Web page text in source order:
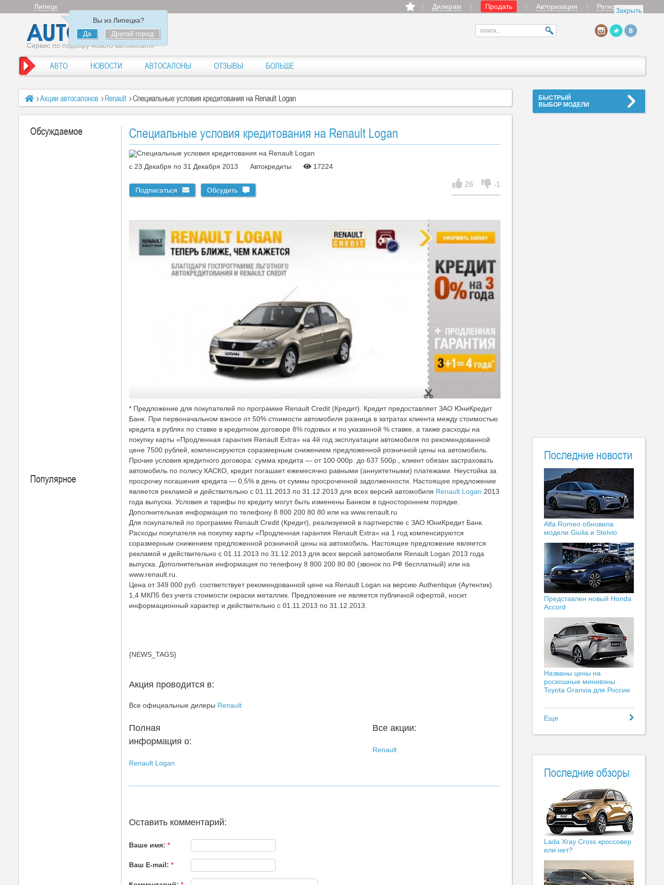
Закрыть
Липецк
Вы из Липецка?
Да
Другой город
Дилерам Продать Авторизация Регистрация
Сервис по подбору нового автомобиля
АВТО НОВОСТИ АВТОСАЛОНЫ ОТЗЫВЫ БОЛЬШЕ
БЫСТРЫЙ
ВЫБОР МОДЕЛИ
Последние новости
Alfa Romeo обновила
модели Giulia и Stelvio
Представлен новый Honda
Accord
Названы цены на
роскошные минивэны
Toyota Granvia для России
Еще
Последние обзоры
Lada Xray Cross кроссовер
или нет?
Акции автосалонов Renault Специальные условия кредитования на Renault Logan
Обсуждаемое
Популярное
Специальные условия кредитования на Renault Logan
c 23 Декабря по 31 Декабря 2013 Автокредиты 17224
Подписаться Обсудить
26 -1
* Предложение для покупателей по программе Renault Credit (Кредит). Кредит предоставляет ЗАО ЮниКредит
Банк. При первоначальном взносе от 50% стоимости автомобиля разница в затратах клиента между стоимостью
кредита в рублях по ставке в кредитном договоре 8% годовых и по указанной % ставке, а также расходы на
покупку карты «Продленная гарантия Renault Extra» на 4й год эксплуатации автомобиля по рекомендованной
цене 7500 рублей, компенсируются соразмерным снижением предложенной розничной цены на автомобиль.
Прочие условия кредитного договора: сумма кредита — от 100 000р. до 637 500р., клиент обязан застраховать
автомобиль по полису КАСКО, кредит погашает ежемесячно равными (аннуитетными) платежами. Неустойка за
просрочку погашения кредита — 0,5% в день от суммы просроченной задолженности. Настоящее предложение
является рекламой и действительно с 01.11.2013 по 31.12.2013 для всех версий автомобиля Renault Logan 2013
года выпуска. Условия и тарифы по кредиту могут быть изменены Банком в одностороннем порядке.
Дополнительная информация по телефону 8 800 200 80 80 или на www.renault.ru
Для покупателей по программе Renault Credit (Кредит), реализуемой в партнерстве с ЗАО ЮниКредит Банк.
Расходы покупателя на покупку карты «Продленная гарантия Renault Extra» на 1 год компенсируются
соразмерным снижением предложенной розничной цены на автомобиль. Настоящее предложение является
рекламой и действительно с 01.11.2013 по 31.12.2013 для всех версий автомобиля Renault Logan 2013 года
выпуска. Дополнительная информация по телефону 8 800 200 80 80 (звонок по РФ бесплатный) или на
www.renault.ru.
Цена от 349 000 руб. соответствует рекомендованной цене на Renault Logan на версию Authentique (Аутентик)
1,4 МКП5 без учета стоимости окраски металлик. Предложение не является публичной офертой, носит
информационный характер и действительно с 01.11.2013 по 31.12.2013.
{NEWS_TAGS}
Акция проводится в:
Все официальные дилеры Renault
Полная
информация о:
Renault Logan
Все акции:
Renault
Оставить комментарий:
Ваше имя: *
Ваш E-mail: *